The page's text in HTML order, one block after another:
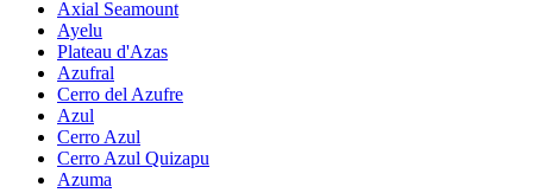
Axial Seamount
Ayelu
Plateau d'Azas
Azufral
Cerro del Azufre
Azul
Cerro Azul
Cerro Azul Quizapu
Azuma